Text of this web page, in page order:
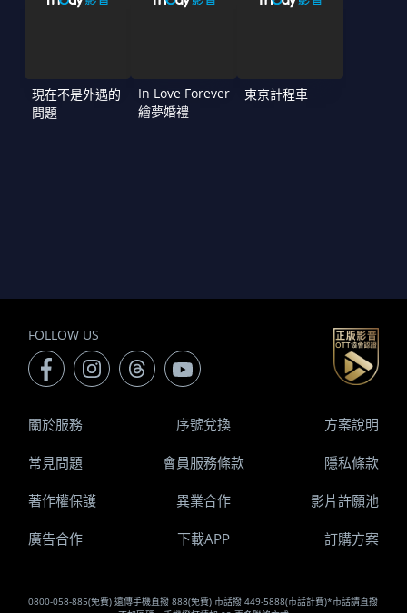
現在不是外遇的
問題
In Love Forever
繪夢婚禮
東京計程車
FOLLOW US
0800-058-885(免費) 遠傳手機直撥 888(免費) 市話撥 449-5888(市話計費)*市話請直撥
關於服務 序號兌換 方案說明
常見問題 會員服務條款 隱私條款
著作權保護 異業合作 影片許願池
廣告合作 下載APP 訂購方案